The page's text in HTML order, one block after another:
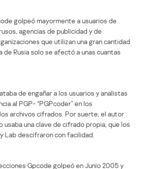
golpeó mayormente a usuarios de
agencias de publicidad y de
que utilizan una gran cantidad
de Rusia solo se afectó a unas cuantas
de engañar a los usuarios y analistas
al PGP- “PGPcoder” en los
archivos cifrados. Por suerte, el autor
usaba una clave de cifrado propia, que los
Lab descifraron con facilidad.
Gpcode golpeó en Junio 2005 y